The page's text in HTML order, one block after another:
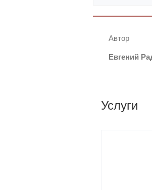
Автор
Евгений
Услуги